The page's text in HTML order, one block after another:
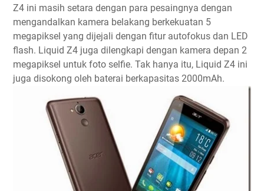
Z4 ini masih setara dengan para pesaingnya dengan
mengandalkan kamera belakang berkekuatan 5
megapiksel yang dijejali dengan fitur autofokus dan LED
flash. Liquid Z4 juga dilengkapi dengan kamera depan 2
megapiksel untuk foto selfie. Tak hanya itu, Liquid Z4 ini
juga disokong oleh baterai berkapasitas 2000mAh.